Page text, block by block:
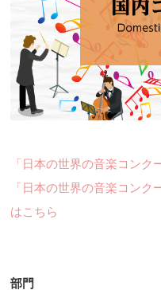
「日本の世界の音楽コン
「日本の世界の音楽コン
はこちら
部門